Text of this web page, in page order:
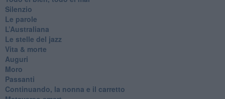
Silenzio
Le parole
​L’Australiana
Le stelle del jazz
Vita & morte
Auguri
Moro
Passanti
Continuando, la nonna e il carretto